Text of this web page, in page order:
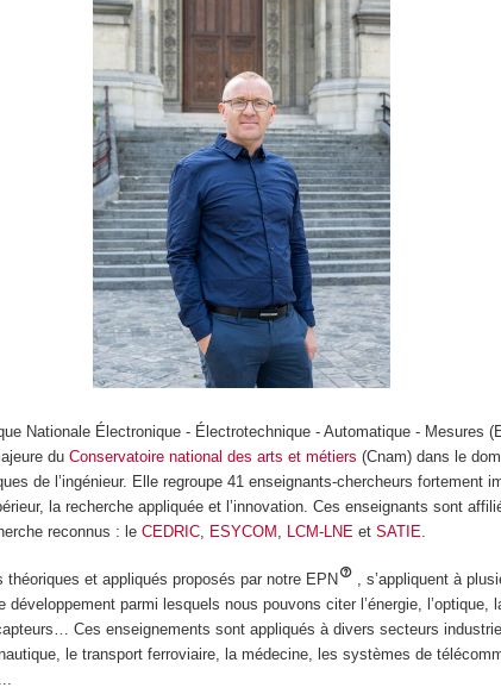
Nationale Électronique - Électrotechnique - Automatique - Mesures
duConservatoire national des arts et métiers(Cnam) dans le
de l’ingénieur. Elle regroupe 41 enseignants-chercheurs fortement
la recherche appliquée et l’innovation. Ces enseignants sont
reconnus : leCEDRIC ESYCOM LCM-LNE etSATIE
théoriques et appliqués proposés par notre EPN
, s’appliquent à
développement parmi lesquels nous pouvons citer l’énergie, l’optique,
Ces enseignements sont appliqués à divers secteurs
le transport ferroviaire, la médecine, les systèmes de